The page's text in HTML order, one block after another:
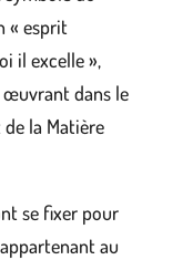
« esprit
il excelle »,
œuvrant dans le
de la Matière
se fixer pour
au